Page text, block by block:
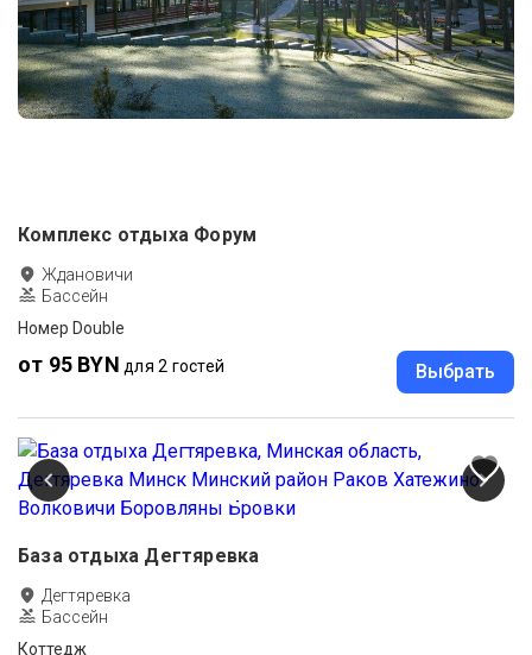
Комплекс отдыха Форум
Ждановичи
Бассейн
Номер Double
от 95 BYN для 2 гостей Выбрать
База отдыха Дегтяревка
Дегтяревка
Бассейн
Коттедж